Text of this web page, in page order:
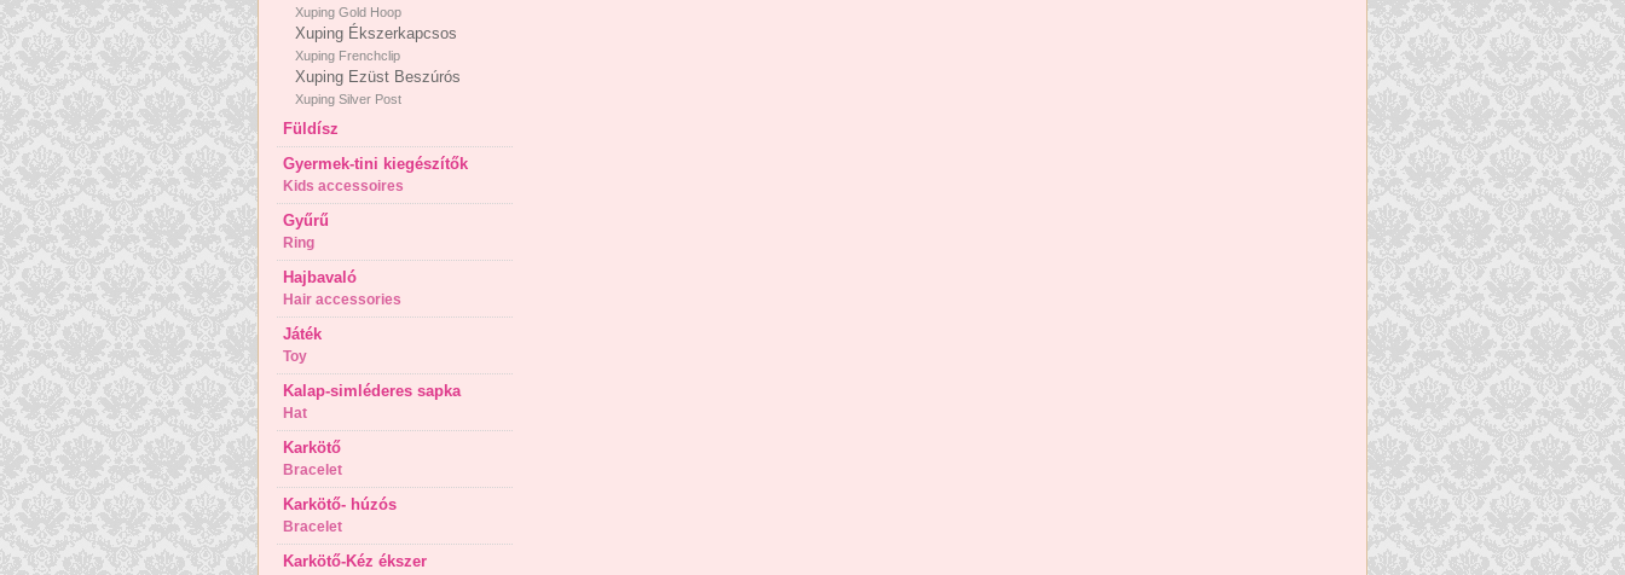
Xuping Gold Hoop
Xuping Ékszerkapcsos
Xuping Frenchclip
Xuping Ezüst Beszúrós
Xuping Silver Post
Füldísz
Gyermek-tini kiegészítők
Kids accessoires
Gyűrű
Ring
Hajbavaló
Hair accessories
Játék
Toy
Kalap-simléderes sapka
Hat
Karkötő
Bracelet
Karkötő- húzós
Bracelet
Karkötő-Kéz ékszer